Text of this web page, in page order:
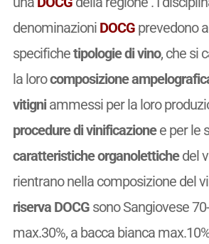
denominazioni DOCGprevedono
specifichetipologie di vino, che si
la lorocomposizione
vitigniammessi per la loro
procedure di vinificazionee per le
caratteristiche organolettichedel
rientrano nella composizione del
riserva DOCGsono Sangiovese
max.30%, a bacca bianca